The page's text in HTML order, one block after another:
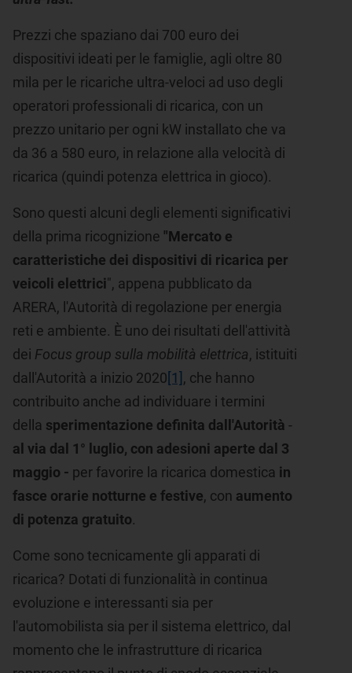
Prezzi che spaziano dai 700 euro dei
dispositivi ideati per le famiglie, agli oltre 80
mila per le ricariche ultra-veloci ad uso degli
operatori professionali di ricarica, con un
prezzo unitario per ogni kW installato che va
da 36 a 580 euro, in relazione alla velocità di
ricarica (quindi potenza elettrica in gioco).
Sono questi alcuni degli elementi significativi
della prima ricognizione "Mercato e
caratteristiche dei dispositivi di ricarica per
veicoli elettrici", appena pubblicato da
ARERA, l'Autorità di regolazione per energia
reti e ambiente. È uno dei risultati dell'attività
dei Focus group sulla mobilità elettrica, istituiti
dall'Autorità a inizio 2020 [1] , che hanno
contribuito anche ad individuare i termini
della sperimentazione definita dall'Autorità -
al via dal 1° luglio, con adesioni aperte dal 3
maggio - per favorire la ricarica domestica in
fasce orarie notturne e festive, con aumento
di potenza gratuito.
Come sono tecnicamente gli apparati di
ricarica? Dotati di funzionalità in continua
evoluzione e interessanti sia per
l'automobilista sia per il sistema elettrico, dal
momento che le infrastrutture di ricarica